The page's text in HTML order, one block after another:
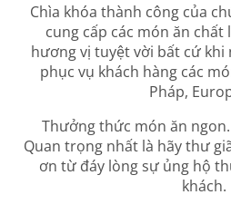
Chìa khóa thành công của
cung cấp các món ăn
hương vị tuyệt vời bất cứ khi
phục vụ khách hàng các
Pháp,
Thưởng thức món ăn
Quan trọng nhất là hãy thư
ơn từ đáy lòng sự ủng hộ
khách.